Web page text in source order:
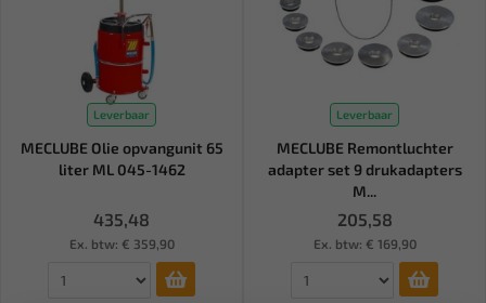
Leverbaar
MECLUBE Olie opvangunit 65
liter ML 045-1462
435,48
Ex. btw: € 359,90
Leverbaar
MECLUBE Remontluchter
adapter set 9 drukadapters
M...
205,58
Ex. btw: € 169,90